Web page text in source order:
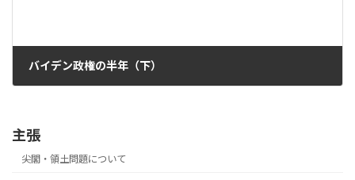
バイデン政権の半年（下）
主張
尖閣・領土問題について